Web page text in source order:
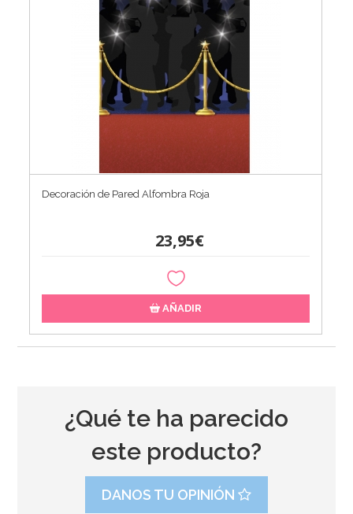
Decoración de Pared Alfombra Roja
23,95€
AÑADIR
¿Qué te ha parecido
este producto?
DANOS TU OPINIÓN